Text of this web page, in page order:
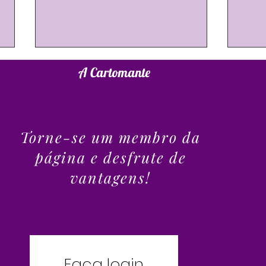
Previsão de Outubro de 2025 -Te
ajudando a se Guiar em um mês
divisor de águas!
A Cartomante
Torne-se um membro da
página e desfrute de
vantagens!